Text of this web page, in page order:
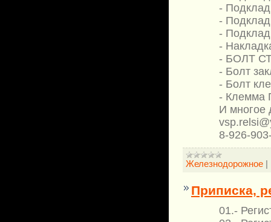
-
-
-
-
- БОЛТ
- Болт
- Болт
- Клемма
И многое
8-926-
Железнодорожное |
Приписка,
01.-